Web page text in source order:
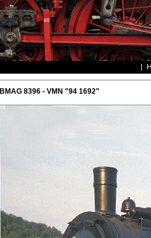
BMAG 8396 - VMN "94 1692"